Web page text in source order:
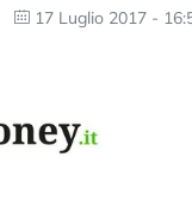
17 Luglio 2017 -